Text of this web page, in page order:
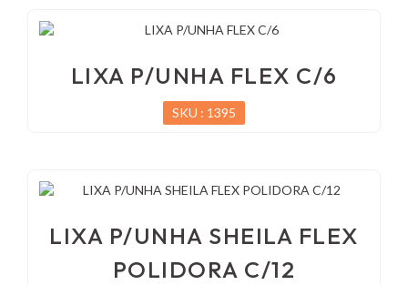
LIXA P/UNHA FLEX C/6
SKU : 1395
LIXA P/UNHA SHEILA FLEX
POLIDORA C/12